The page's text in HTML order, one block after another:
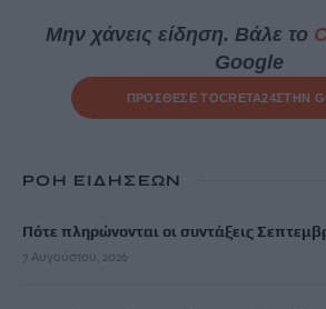
Μην χάνεις είδηση. Βάλε το
Google
ΠΡΟΣΘΕΣΕ ΤΟCRETA24ΣΤΗΝ
ΡΟΗ ΕΙΔΗΣΕΩΝ
Πότε πληρώνονται οι συντάξεις
7 Αυγούστου, 2026